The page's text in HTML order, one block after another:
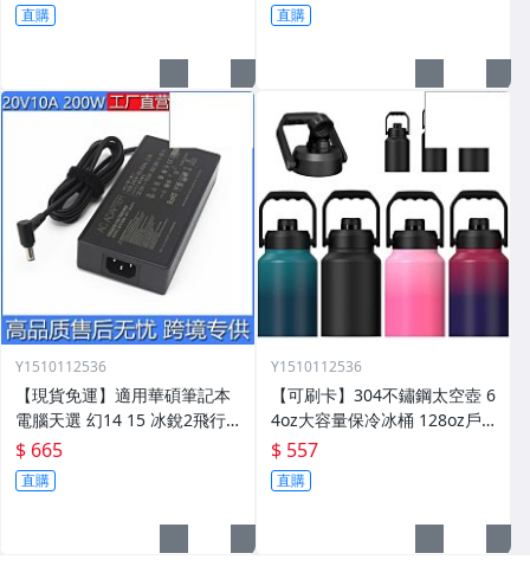
直購 直購
Y1510112536
【現貨免運】適用華碩筆記本
電腦天選 幻14 15 冰銳2飛行
堡壘20V10A電源適配器
$ 665
直購
Y1510112536
【可刷卡】304不鏽鋼太空壺 6
4oz大容量保冷冰桶 128oz戶
外露營運動水壺
$ 557
直購